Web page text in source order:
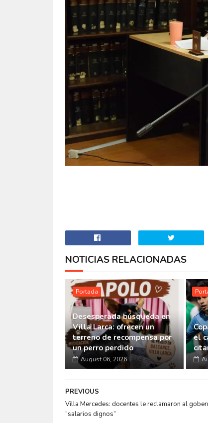
NOTICIAS RELACIONADAS
Portada
Desesperada búsqueda en
Villa Larca: ofrecen un
terreno de recompensa por
un perro perdido
August 06, 2026
el
PREVIOUS
Villa Mercedes: docentes le reclamaron al
“salarios dignos”